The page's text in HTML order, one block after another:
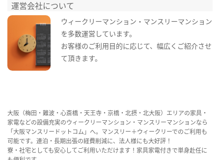
運営会社について
ウィークリーマンション・マンスリーマンション
を多数運営しています。
お客様のご利用目的に応じて、幅広くご紹介させ
て頂きます。
大阪（梅田・難波・心斎橋・天王寺・京橋・北摂・北大阪）エリアの家具・
家電などの設備充実のウィークリーマンション・マンスリーマンションなら
「大阪マンスリードットコム」へ。マンスリー＋ウィークリーでのご利用も
可能です。連泊・長期出張の経費削減に、法人様にも大好評！
寮・社宅としても安心してご利用いただけます！家具家電付きで単身赴任に